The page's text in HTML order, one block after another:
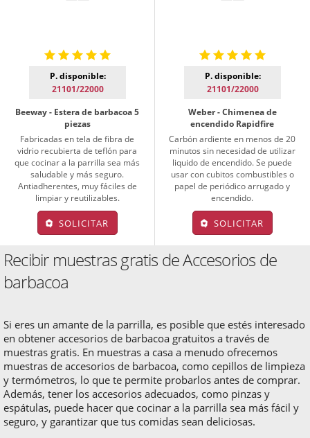
P. disponible:
21101/22000
Beeway - Estera de barbacoa 5
piezas
Fabricadas en tela de fibra de
vidrio recubierta de teflón para
que cocinar a la parrilla sea más
saludable y más seguro.
Antiadherentes, muy fáciles de
limpiar y reutilizables.
SOLICITAR
P. disponible:
21101/22000
Weber - Chimenea de
encendido Rapidfire
Carbón ardiente en menos de 20
minutos sin necesidad de utilizar
liquido de encendido. Se puede
usar con cubitos combustibles o
papel de periódico arrugado y
encendido.
SOLICITAR
Recibir muestras gratis de Accesorios de
barbacoa
Si eres un amante de la parrilla, es posible que estés interesado
en obtener accesorios de barbacoa gratuitos a través de
muestras gratis. En muestras a casa a menudo ofrecemos
muestras de accesorios de barbacoa, como cepillos de limpieza
y termómetros, lo que te permite probarlos antes de comprar.
Además, tener los accesorios adecuados, como pinzas y
espátulas, puede hacer que cocinar a la parrilla sea más fácil y
seguro, y garantizar que tus comidas sean deliciosas.